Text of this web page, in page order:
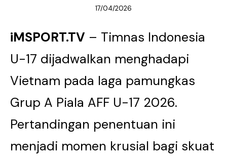
17/04/2026
iMSPORT.TV – Timnas Indonesia
U-17 dijadwalkan menghadapi
Vietnam pada laga pamungkas
Grup A Piala AFF U-17 2026.
Pertandingan penentuan ini
menjadi momen krusial bagi skuat